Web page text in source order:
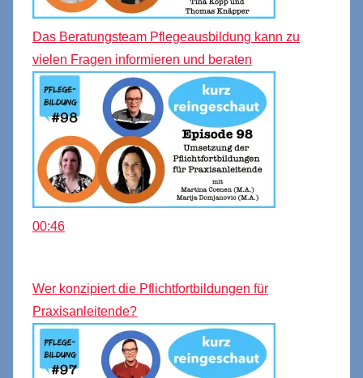
Das Beratungsteam Pflegeausbildung kann zu
vielen Fragen informieren und beraten
00:46
Wer konzipiert die Pflichtfortbildungen für
Praxisanleitende?